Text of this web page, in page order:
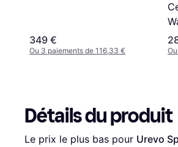
349 €
Ou 3 paiements de 116,33 €
Détails du produit
Le prix le plus bas pour Urevo